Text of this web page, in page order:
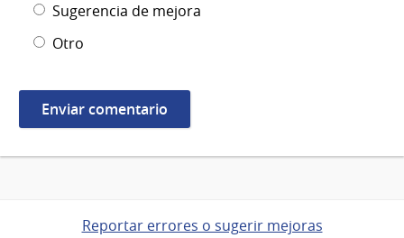
Sugerencia de mejora
Otro
Reportar errores o sugerir mejoras